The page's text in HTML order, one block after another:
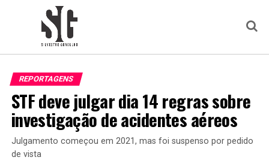
REPORTAGENS
STF deve julgar dia 14 regras sobre
investigação de acidentes aéreos
Julgamento começou em 2021, mas foi suspenso por pedido
de vista